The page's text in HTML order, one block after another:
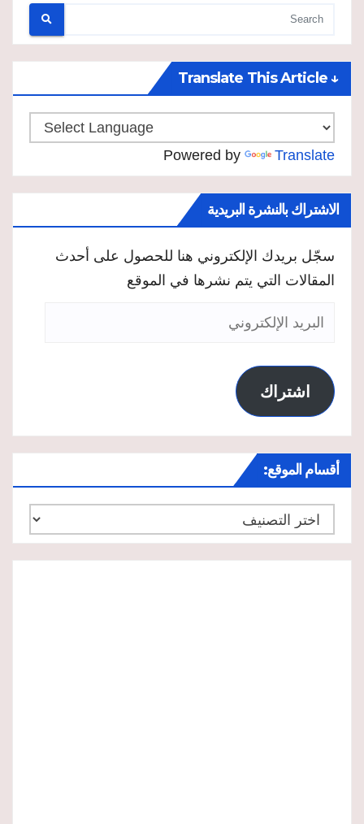
↓ Translate This Article
Powered by Translate
الاشتراك بالنشرة البريدية
سجّل بريدك الإلكتروني هنا للحصول على أحدث
المقالات التي يتم نشرها في الموقع
البريد
اشتراك
أقسام الموقع:
أقسام
الموقع: